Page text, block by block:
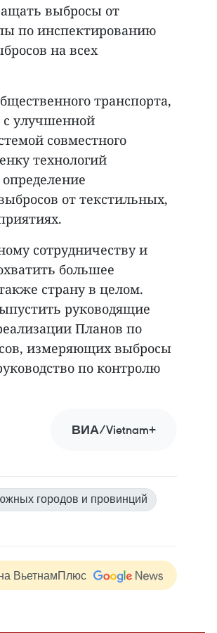
выбросы от
по инспектированию
на всех
транспорта,
с улучшенной
совместного
технологий
от текстильных,
сотрудничеству и
большее
страну в целом.
руководящие
Планов по
измеряющих выбросы
по контролю
ВИА/Vietnam+
городов и провинций
ВьетнамПлюс